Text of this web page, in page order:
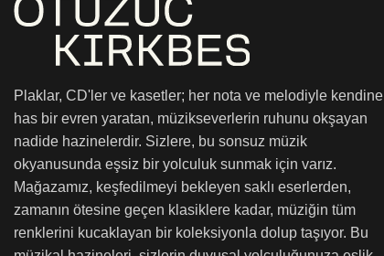
Plaklar, CD'ler ve kasetler; her nota ve melodiyle kendine
has bir evren yaratan, müzikseverlerin ruhunu okşayan
nadide hazinelerdir. Sizlere, bu sonsuz müzik
okyanusunda eşsiz bir yolculuk sunmak için varız.
Mağazamız, keşfedilmeyi bekleyen saklı eserlerden,
zamanın ötesine geçen klasiklere kadar, müziğin tüm
renklerini kucaklayan bir koleksiyonla dolup taşıyor. Bu